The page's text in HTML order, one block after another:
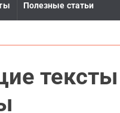
Полезные статьи
тексты